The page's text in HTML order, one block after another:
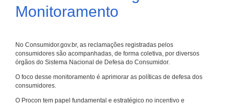
Monitoramento
No Consumidor.gov.br, as reclamações registradas pelos
consumidores são acompanhadas, de forma coletiva, por diversos
órgãos do Sistema Nacional de Defesa do Consumidor.
O foco desse monitoramento é aprimorar as políticas de defesa dos
consumidores.
O Procon tem papel fundamental e estratégico no incentivo e